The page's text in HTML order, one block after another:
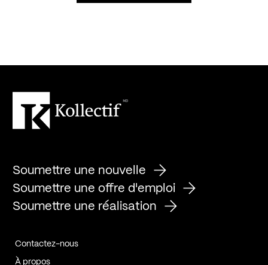
Soumettre une nouvelle
Soumettre une offre d'emploi
Soumettre une réalisation
Contactez-nous
À propos